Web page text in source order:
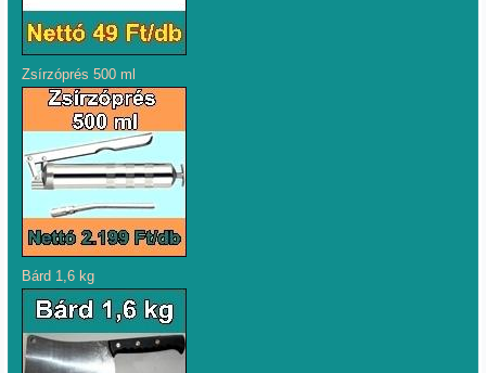
Zsírzóprés 500 ml
Bárd 1,6 kg